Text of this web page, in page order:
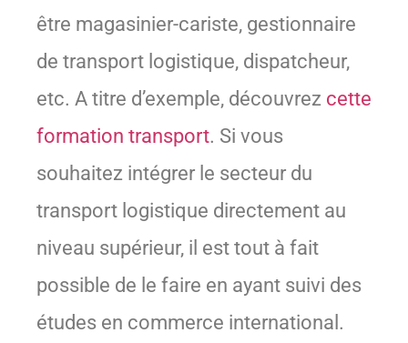
être magasinier-cariste, gestionnaire
de transport logistique, dispatcheur,
etc. A titre d’exemple, découvrez cette
formation transport. Si vous
souhaitez intégrer le secteur du
transport logistique directement au
niveau supérieur, il est tout à fait
possible de le faire en ayant suivi des
études en commerce international.